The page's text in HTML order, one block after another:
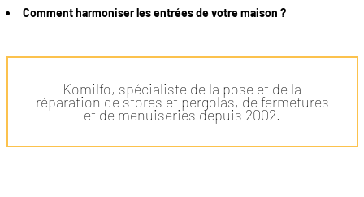
Comment harmoniser les entrées de votre maison ?
Komilfo, spécialiste de la pose et de la
réparation de stores et pergolas, de fermetures
et de menuiseries depuis 2002.